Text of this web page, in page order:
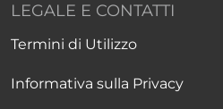
LEGALE E CONTATTI
Termini di Utilizzo
Informativa sulla Privacy